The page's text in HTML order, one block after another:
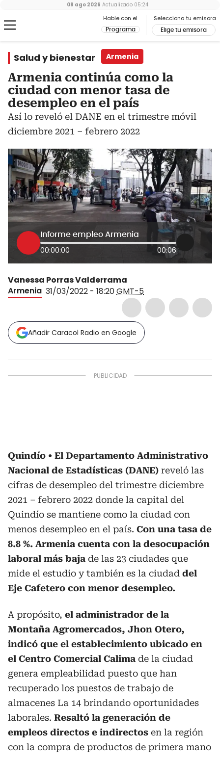
Hable con el
Programa
Selecciona tu emisora
Elige tu emisora
09 ago 2026 Actualizado 05:24
Salud y bienestar Armenia
Armenia continúa como la
ciudad con menor tasa de
desempleo en el país
Así lo reveló el DANE en el trimestre móvil
diciembre 2021 – febrero 2022
Informe empleo Armenia
00:00:00 00:06
Vanessa Porras Valderrama
Armenia 31/03/2022 - 18:20GMT-5
Añadir Caracol Radio en Google
Quindío
El Departamento Administrativo
Nacional de Estadísticas (DANE) reveló las
cifras de desempleo del trimestre diciembre
2021 – febrero 2022 donde la capital del
Quindío se mantiene como la ciudad con
menos desempleo en el país. Con una tasa de
8.8 %. Armenia cuenta con la desocupación
laboral más baja de las 23 ciudades que
mide el estudio y también es la ciudad del
Eje Cafetero con menor desempleo.
A propósito, el administrador de la
Montaña Agromercados, Jhon Otero,
indicó que el establecimiento ubicado en
el Centro Comercial Calima de la ciudad
genera empleabilidad puesto que han
recuperado los puestos de trabajo de
almacenes La 14 brindando oportunidades
laborales. Resaltó la generación de
empleos directos e indirectos en la región
con la compra de productos de primera mano